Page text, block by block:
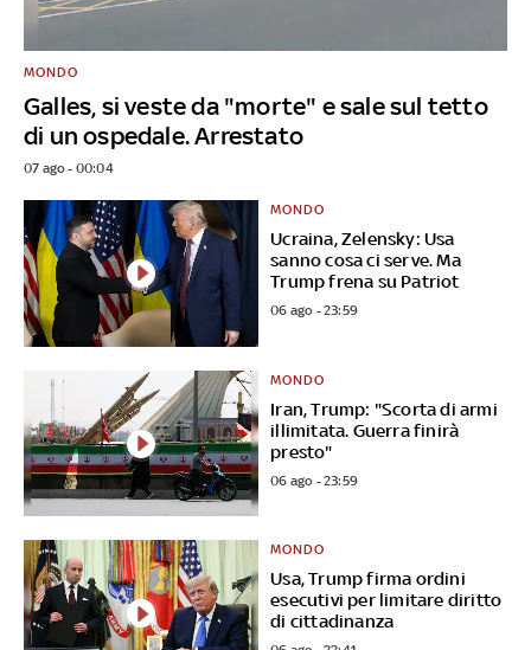
Galles, si veste da "morte" e sale sul tetto
di un ospedale. Arrestato
MONDO
07 ago - 00:04
Ucraina, Zelensky: Usa
sanno cosa ci serve. Ma
Trump frena su Patriot
MONDO
06 ago - 23:59
Iran, Trump: "Scorta di armi
illimitata. Guerra finirà
presto"
MONDO
06 ago - 23:59
Usa, Trump firma ordini
esecutivi per limitare diritto
di cittadinanza
MONDO